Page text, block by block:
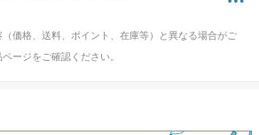
価格、送料、ポイント、在庫等）と異なる場合がご
ージをご確認ください。